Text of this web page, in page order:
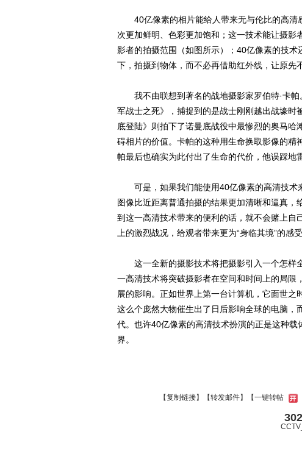
40亿像素的相片能给人带来无与伦比的高清
次更加鲜明、色彩更加饱和；这一技术能让摄
影者的拍摄范围（如图所示）；40亿像素的技
下，拍摄到物体，而不必再借助红外线，让原
我不由联想到著名的战地摄影家罗伯特·卡帕
军战士之死》，捕捉到的是战士刚刚越出战壕时
底登陆》则拍下了诺曼底战役中最惨烈的奥马
碍相片的价值。卡帕的这种用生命换取影像的
帕最后也确实为此付出了生命的代价，他误踩地
可是，如果我们能使用40亿像素的高清技术
图像比近距离普通拍摄的结果更加清晰和逼真
到这一高清技术带来的便利的话，就不会赌上
上的激烈战况，给观者带来更为“身临其境”的感受
这一全新的摄影技术将把摄影引入一个怎样
一高清技术将突破摄影者在空间和时间上的局
展的影响。正如世界上第一台计算机，它面世
这么个庞然大物催生出了日后影响全球的电脑
代。也许40亿像素的高清技术扮演的正是这种
界。
【复制链接】【转发邮件】 【一键转帖